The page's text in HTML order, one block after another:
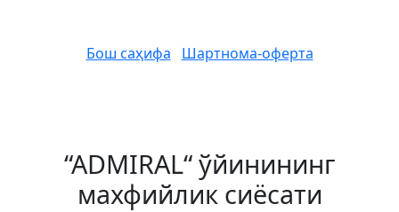
Бош саҳифа Шартнома-оферта
“ADMIRAL“ ўйинининг
махфийлик сиёсати